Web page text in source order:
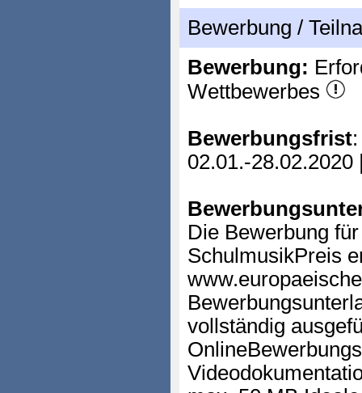
Bewerbung /
Bewerbung:
Wettbewerbes
Bewerbungsfrist:
02.01.-
Die Bewerbung
SchulmusikPreis
vollständig